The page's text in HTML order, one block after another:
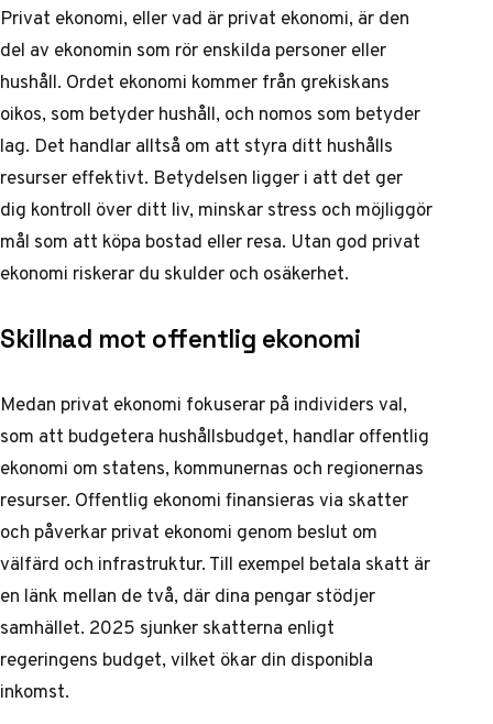
Privat ekonomi, eller vad är privat ekonomi, är den
del av ekonomin som rör enskilda personer eller
hushåll. Ordet ekonomi kommer från grekiskans
oikos, som betyder hushåll, och nomos som betyder
lag. Det handlar alltså om att styra ditt hushålls
resurser effektivt. Betydelsen ligger i att det ger
dig kontroll över ditt liv, minskar stress och möjliggör
mål som att köpa bostad eller resa. Utan god privat
ekonomi riskerar du skulder och osäkerhet.
Skillnad mot offentlig ekonomi
Medan privat ekonomi fokuserar på individers val,
som att budgetera hushållsbudget, handlar offentlig
ekonomi om statens, kommunernas och regionernas
resurser. Offentlig ekonomi finansieras via skatter
och påverkar privat ekonomi genom beslut om
välfärd och infrastruktur. Till exempel betala skatt är
en länk mellan de två, där dina pengar stödjer
samhället. 2025 sjunker skatterna enligt
regeringens budget, vilket ökar din disponibla
inkomst.